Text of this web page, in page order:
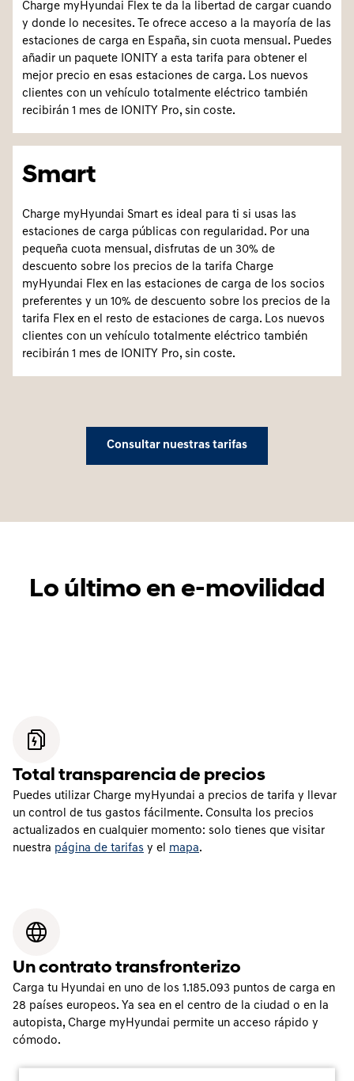
Charge myHyundai Flex te da la libertad de cargar cuando
y donde lo necesites. Te ofrece acceso a la mayoría de las
estaciones de carga en España, sin cuota mensual. Puedes
añadir un paquete IONITY a esta tarifa para obtener el
mejor precio en esas estaciones de carga. Los nuevos
clientes con un vehículo totalmente eléctrico también
recibirán 1 mes de IONITY Pro, sin coste.
Smart
Charge myHyundai Smart es ideal para ti si usas las
estaciones de carga públicas con regularidad. Por una
pequeña cuota mensual, disfrutas de un 30% de
descuento sobre los precios de la tarifa Charge
myHyundai Flex en las estaciones de carga de los socios
preferentes y un 10% de descuento sobre los precios de la
tarifa Flex en el resto de estaciones de carga. Los nuevos
clientes con un vehículo totalmente eléctrico también
recibirán 1 mes de IONITY Pro, sin coste.
Consultar nuestras tarifas
Lo último en e-movilidad
Total transparencia de precios
Puedes utilizar Charge myHyundai a precios de tarifa y llevar
un control de tus gastos fácilmente. Consulta los precios
actualizados en cualquier momento: solo tienes que visitar
nuestra página de tarifas y el mapa.
Un contrato transfronterizo
Carga tu Hyundai en uno de los 1.185.093 puntos de carga en
28 países europeos. Ya sea en el centro de la ciudad o en la
autopista, Charge myHyundai permite un acceso rápido y
cómodo.